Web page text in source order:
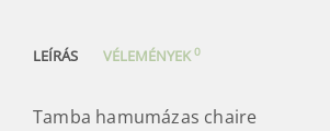
LEÍRÁS VÉLEMÉNYEK0
Tamba hamumázas chaire